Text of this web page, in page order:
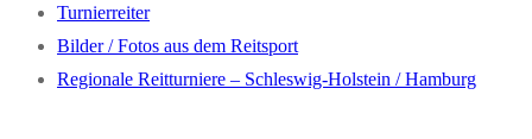
Turnierreiter
Bilder / Fotos aus dem Reitsport
Regionale Reitturniere – Schleswig-Holstein / Hamburg